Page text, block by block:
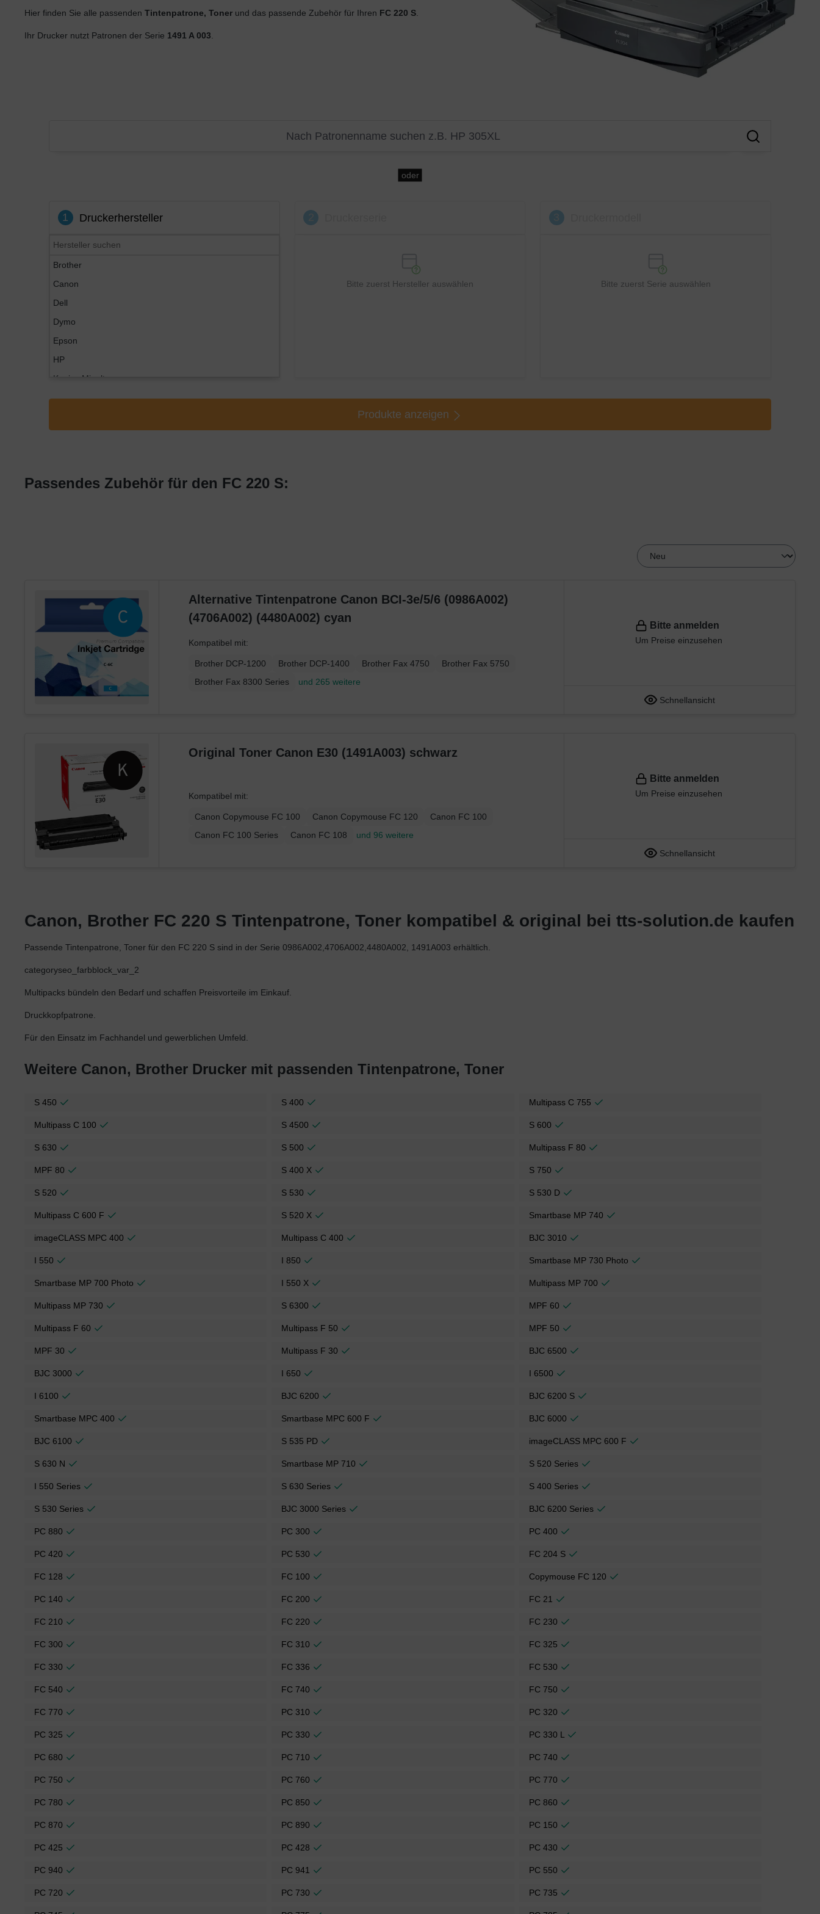
Hier finden Sie alle passenden Tintenpatrone, Toner und das passende Zubehör für Ihren FC 220 S
Ihr Drucker nutzt Patronen der Serie 1491 A 003
oder
1 Druckerhersteller
Brother
Canon
Dell
Dymo
Epson
HP
Konica Minolta
Kyocera
Bitte zuerst Hersteller auswählen Bitte zuerst Serie auswählen
Produkte anzeigen
Passendes Zubehör für den FC 220 S:
Alternative Tintenpatrone Canon BCI-3e/5/6 (0986A002)
(4706A002) (4480A002) cyan
Kompatibel mit:
Brother DCP-1200 Brother DCP-1400 Brother Fax 4750
Brother Fax 5750
Brother Fax 8300 Series
und 265 weitere
Bitte anmelden
Um Preise einzusehen
Schnellansicht
Original Toner Canon E30 (1491A003) schwarz
Kompatibel mit:
Canon Copymouse FC 100 Canon Copymouse FC 120
Canon FC 100
Canon FC 100 Series
Canon FC 108 und 96 weitere
Bitte anmelden
Um Preise einzusehen
Schnellansicht
Canon, Brother FC 220 S Tintenpatrone, Toner kompatibel & original bei tts-solution.de kaufen
Passende Tintenpatrone, Toner für den FC 220 S sind in der Serie 0986A002,4706A002,4480A002, 1491A003 erhältlich.
categoryseo_farbblock_var_2
Multipacks bündeln den Bedarf und schaffen Preisvorteile im Einkauf.
Druckkopfpatrone.
Für den Einsatz im Fachhandel und gewerblichen Umfeld.
Weitere Canon, Brother Drucker mit passenden Tintenpatrone, Toner
S 450 S 400 Multipass C 755
Multipass C 100 S 4500 S 600
S 630 S 500 Multipass F 80
MPF 80 S 400 X S 750
S 520 S 530 S 530 D
Multipass C 600 F S 520 X Smartbase MP 740
imageCLASS MPC 400 Multipass C 400 BJC 3010
I 550 I 850 Smartbase MP 730 Photo
Smartbase MP 700 Photo I 550 X Multipass MP 700
Multipass MP 730 S 6300 MPF 60
Multipass F 60 Multipass F 50 MPF 50
MPF 30 Multipass F 30 BJC 6500
BJC 3000 I 650 I 6500
I 6100 BJC 6200 BJC 6200 S
Smartbase MPC 400 Smartbase MPC 600 F BJC 6000
BJC 6100 S 535 PD imageCLASS MPC 600 F
S 630 N Smartbase MP 710 S 520 Series
I 550 Series S 630 Series S 400 Series
S 530 Series BJC 3000 Series BJC 6200 Series
PC 880 PC 300 PC 400
PC 420 PC 530 FC 204 S
FC 128 FC 100 Copymouse FC 120
PC 140 FC 200 FC 21
FC 210 FC 220 FC 230
FC 300 FC 310 FC 325
FC 330 FC 336 FC 530
FC 540 FC 740 FC 750
FC 770 PC 310 PC 320
PC 325 PC 330 PC 330 L
PC 680 PC 710 PC 740
PC 750 PC 760 PC 770
PC 780 PC 850 PC 860
PC 870 PC 890 PC 150
PC 425 PC 428 PC 430
PC 940 PC 941 PC 550
PC 720 PC 730 PC 735